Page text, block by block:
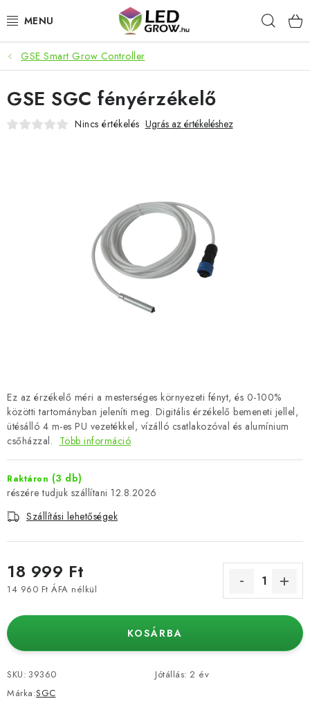
tartalomhoz
AKCIÓS TERMÉKEK
LED NÖVÉNYVILÁGÍTÁS
TERMESZTÉSI KELLÉKEK
Webáruház értékelése Márka Vásárlás
Általános Üzleti Feltételek
Kapcsolat
GSE Smart Grow Controller
Ez az érzékelő méri a mesterséges környezeti fényt, és 0-100%
közötti tartományban jeleníti meg. Digitális érzékelő bemeneti jellel,
ütésálló 4 m-es PU vezetékkel, vízálló csatlakozóval és alumínium
csőházzal. Több információ
Raktáron (3 db)
12.8.2026
Szállítási lehetőségek
18 999 Ft
14 960 Ft ÁFA nélkül
KOSÁRBA
SKU: 39360
Márka:SGC
Jótállás: 2 év
GSE SGC fényérzékelő
Nincs értékelés Ugrás az értékeléshez